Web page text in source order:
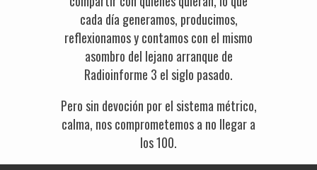
cada día generamos, producimos,
reflexionamos y contamos con el mismo
asombro del lejano arranque de
Radioinforme 3 el siglo pasado.
Pero sin devoción por el sistema métrico,
calma, nos comprometemos a no llegar a
los 100.